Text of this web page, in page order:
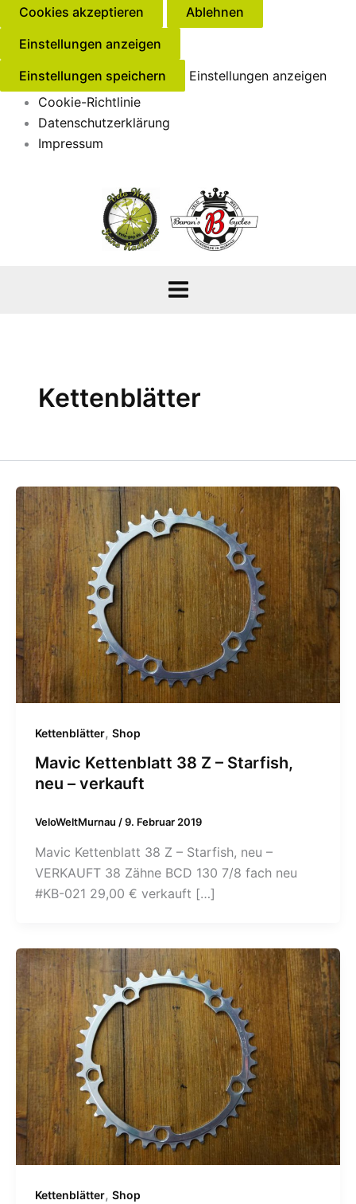
Cookies akzeptieren
Ablehnen
Einstellungen anzeigen
Einstellungen speichern
Einstellungen anzeigen
Cookie-Richtlinie
Datenschutzerklärung
Impressum
Kettenblätter
Kettenblätter, Shop
Mavic Kettenblatt 38 Z – Starfish,
neu – verkauft
VeloWeltMurnau /9. Februar 2019
Mavic Kettenblatt 38 Z – Starfish, neu –
VERKAUFT 38 Zähne BCD 130 7/8 fach neu
#KB-021 29,00 € verkauft […]
Kettenblätter, Shop